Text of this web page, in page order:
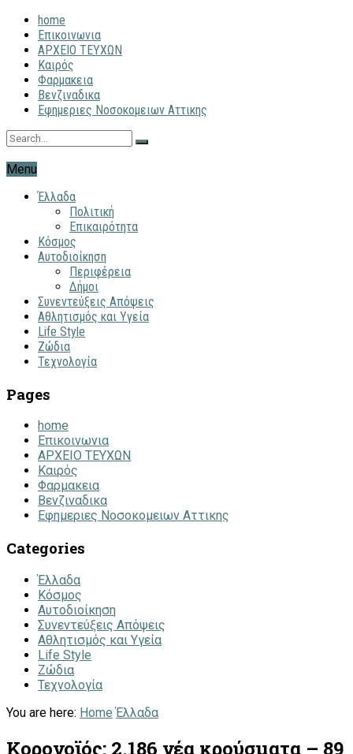
home
Επικοινωνια
ΑΡΧΕΙΟ ΤΕΥΧΩΝ
Καιρός
Φαρμακεια
Βενζιναδικα
Εφημεριες Νοσοκομειων Αττικης
Menu
Έλλαδα
Πολιτική
Επικαιρότητα
Κόσμος
Αυτοδιοίκηση
Περιφέρεια
Δήμοι
Συνεντεύξεις Απόψεις
Αθλητισμός και Υγεία
Life Style
Ζώδια
Τεχνολογία
Pages
home
Επικοινωνια
ΑΡΧΕΙΟ ΤΕΥΧΩΝ
Καιρός
Φαρμακεια
Βενζιναδικα
Εφημεριες Νοσοκομειων Αττικης
Categories
Έλλαδα
Κόσμος
Αυτοδιοίκηση
Συνεντεύξεις Απόψεις
Αθλητισμός και Υγεία
Life Style
Ζώδια
Τεχνολογία
You are here: Home Έλλαδα
Κορονοϊός: 2.186 νέα κρούσματα – 89